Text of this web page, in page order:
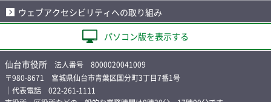
ウェブアクセシビリティへの取り組み
パソコン版を表示する
仙台市役所 法人番号 8000020041009
〒980-8671 宮城県仙台市青葉区国分町3丁目7番1号
｜代表電話 022-261-1111